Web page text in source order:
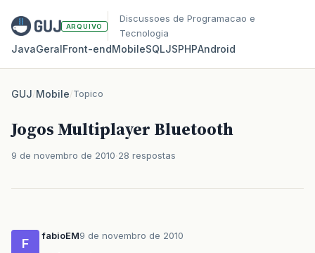
ARQUIVO
Discussoes de Programacao e
Tecnologia
JavaGeralFront‑endMobileSQLJSPHPAndroid
GUJ/Mobile/Topico
Jogos Multiplayer Bluetooth
9 de novembro de 2010 28 respostas
F
fabioEM9 de novembro de 2010